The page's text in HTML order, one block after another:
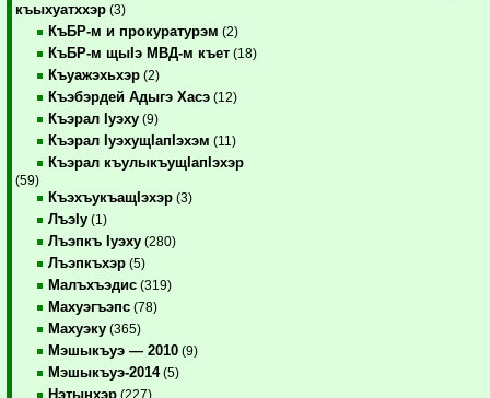
къыхуатххэр (3)
КъБР-м и прокуратурэм (2)
КъБР-м щыIэ МВД-м къет (18)
Къуажэхьхэр (2)
Къэбэрдей Адыгэ Хасэ (12)
Къэрал Iуэху (9)
Къэрал IуэхущIапIэхэм (11)
Къэрал къулыкъущIапIэхэр
(59)
КъэхъукъащIэхэр (3)
ЛъэIу (1)
Лъэпкъ Iуэху (280)
Лъэпкъхэр (5)
Малъхъэдис (319)
Махуэгъэпс (78)
Махуэку (365)
Мэшыкъуэ — 2010 (9)
Мэшыкъуэ-2014(5)
Нэтынхэр (227)